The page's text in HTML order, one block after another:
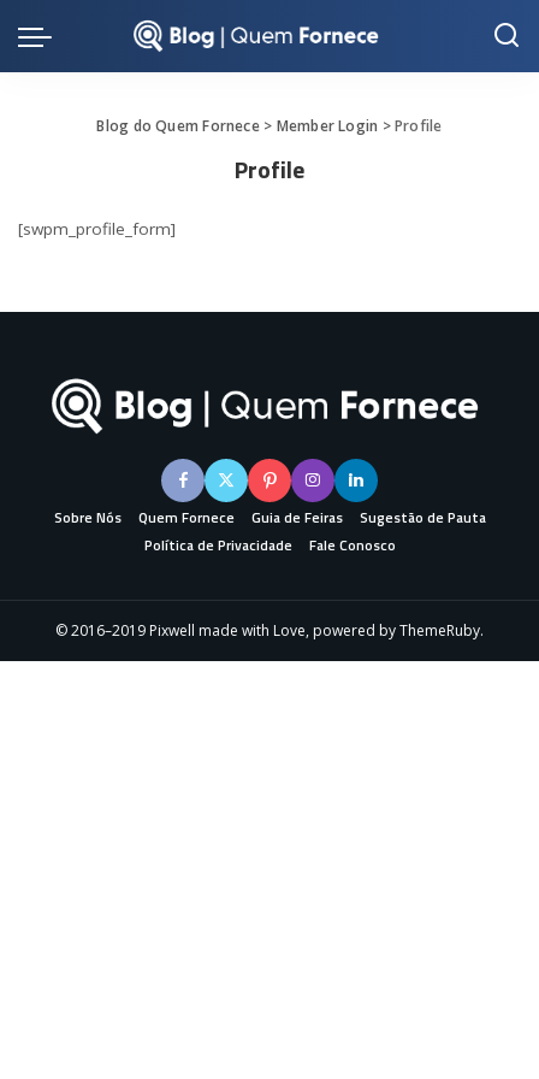
Blog do Quem Fornece> Member Login >Profile
Profile
[swpm_profile_form]
Sobre Nós Quem Fornece Guia de Feiras
Sugestão de Pauta
Política de Privacidade
Fale Conosco
© 2016–2019 Pixwell made with Love, powered by ThemeRuby.